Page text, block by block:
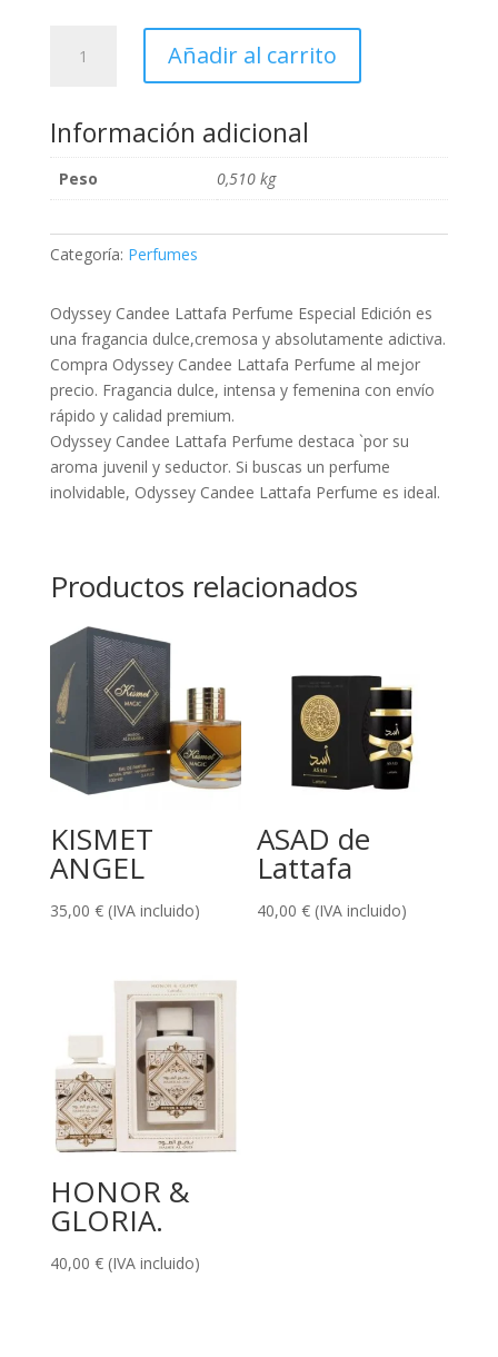
Candee
Especial
Edición
cantidad
Añadir al carrito
Información adicional
Peso 0,510 kg
Categoría: Perfumes
Odyssey Candee Lattafa Perfume Especial Edición es
una fragancia dulce,cremosa y absolutamente adictiva.
Compra Odyssey Candee Lattafa Perfume al mejor
precio. Fragancia dulce, intensa y femenina con envío
rápido y calidad premium.
Odyssey Candee Lattafa Perfume destaca `por su
aroma juvenil y seductor. Si buscas un perfume
inolvidable, Odyssey Candee Lattafa Perfume es ideal.
Productos relacionados
KISMET
ANGEL
35,00 € (IVA incluido)
ASAD de
Lattafa
40,00€ (IVA incluido)
HONOR &
GLORIA.
40,00 € (IVA incluido)